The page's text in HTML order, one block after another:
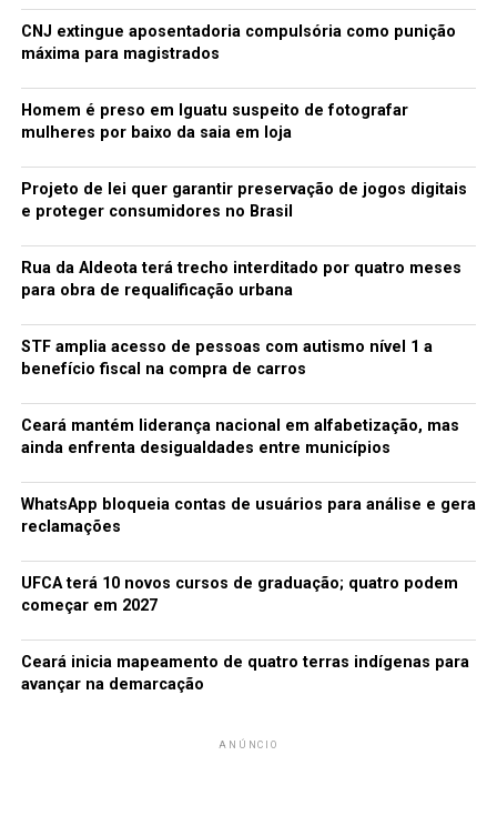
CNJ extingue aposentadoria compulsória como punição
máxima para magistrados
Homem é preso em Iguatu suspeito de fotografar
mulheres por baixo da saia em loja
Projeto de lei quer garantir preservação de jogos digitais
e proteger consumidores no Brasil
Rua da Aldeota terá trecho interditado por quatro meses
para obra de requalificação urbana
STF amplia acesso de pessoas com autismo nível 1 a
benefício fiscal na compra de carros
Ceará mantém liderança nacional em alfabetização, mas
ainda enfrenta desigualdades entre municípios
WhatsApp bloqueia contas de usuários para análise e gera
reclamações
UFCA terá 10 novos cursos de graduação; quatro podem
começar em 2027
Ceará inicia mapeamento de quatro terras indígenas para
avançar na demarcação
ANÚNCIO